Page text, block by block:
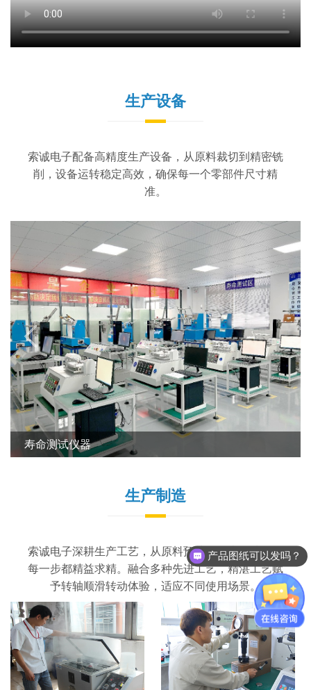
生产设备
索诚电子配备高精度生产设备，从原料裁切到精密铣
削，设备运转稳定高效，确保每一个零部件尺寸精
准。
CNC设备
生产制造
索诚电子深耕生产工艺，从原料预处理到表面处理，
每一步都精益求精。融合多种先进工艺，精湛工艺赋
予转轴顺滑转动体验，适应不同使用场景。
产品图纸可以发吗？